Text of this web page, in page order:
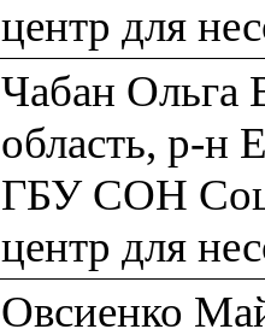
центр для
Чабан Ольга
область, р-н
ГБУ СОН
центр для
Овсиенко